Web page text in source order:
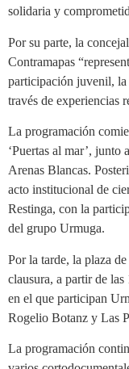
solidaria y
Por su parte, la
Contramapas
participación juvenil,
través de experiencias
La programación
‘Puertas al mar’, junto
Arenas Blancas.
acto institucional de
Restinga, con la
del grupo Urmuga.
Por la tarde, la plaza
clausura, a partir de
en el que participan
Rogelio Botanz y Las
La programación